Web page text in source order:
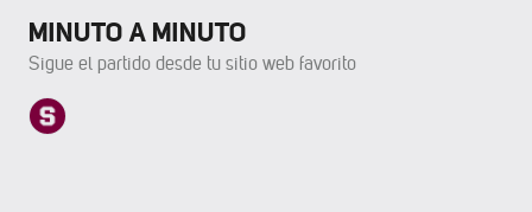
MINUTO A MINUTO
Sigue el partido desde tu sitio web favorito